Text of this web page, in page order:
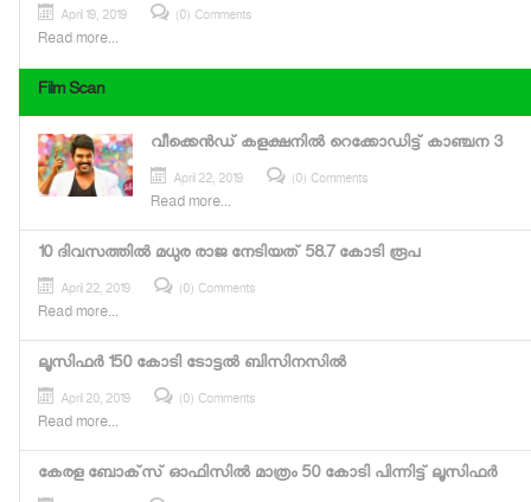
April 19, 2019 (0) Comments
Read more...
Film Scan
വീക്കെന്‍ഡ് കളക്ഷനില്‍ റെക്കോഡിട്ട് കാഞ്ചന 3
April 22, 2019 (0) Comments
Read more...
10 ദിവസത്തില്‍ മധുര രാജ നേടിയത് 58.7 കോടി രൂപ
April 22, 2019 (0) Comments
Read more...
ലൂസിഫര്‍ 150 കോടി ടോട്ടല്‍ ബിസിനസില്‍
April 20, 2019 (0) Comments
Read more...
കേരള ബോക്‌സ് ഓഫിസില്‍ മാത്രം 50 കോടി പിന്നിട്ട് ലൂസിഫര്‍